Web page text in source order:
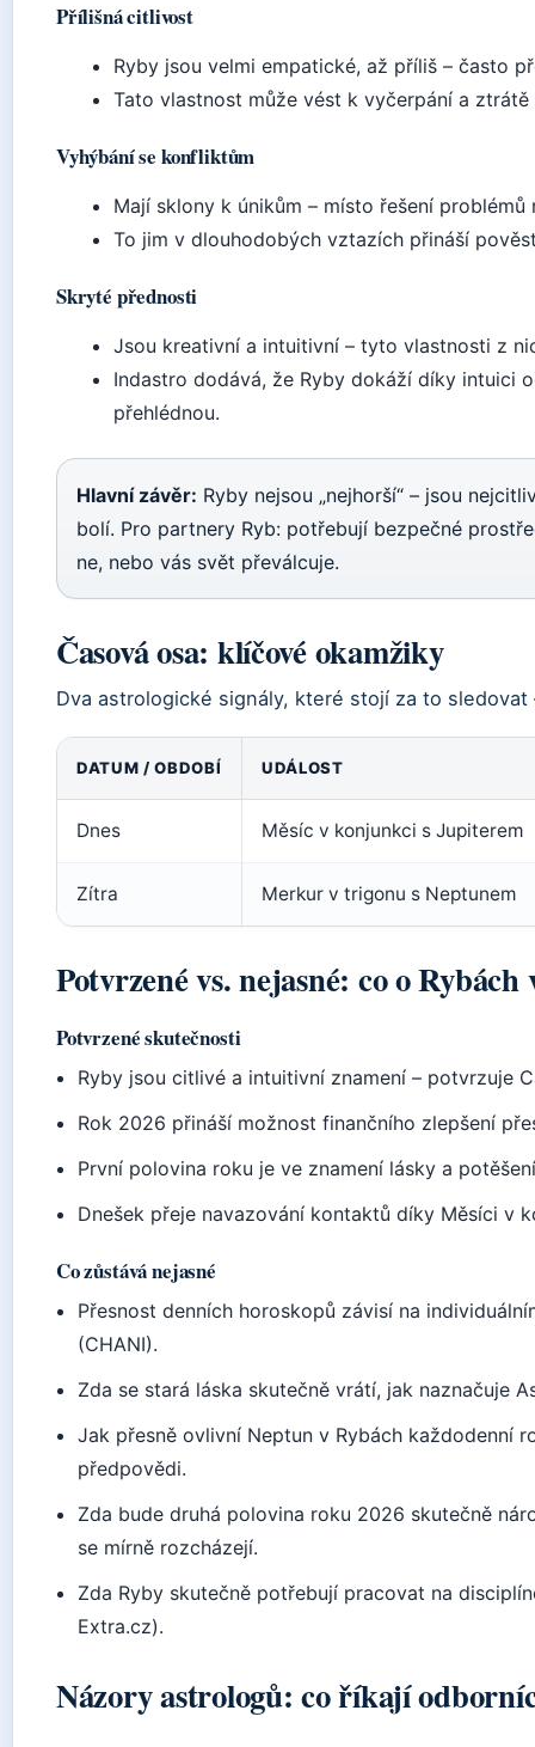
Přílišná citlivost
Ryby jsou velmi empatické, až příliš – často
Tato vlastnost může vést k vyčerpání a
Vyhýbání se konfliktům
Mají sklony k únikům – místo řešení
To jim v dlouhodobých vztazích přináší
Skryté přednosti
Jsou kreativní a intuitivní – tyto vlastnosti z
Indastro dodává, že Ryby dokáží díky intuici
přehlédnou.
Hlavní závěr: Ryby nejsou „nejhorší“ – jsou
bolí. Pro partnery Ryb: potřebují bezpečné
ne, nebo vás svět převálcuje.
Časová osa: klíčové okamžiky
Dva astrologické signály, které stojí za to
DATUM / OBDOBÍ UDÁLOST
Dnes Měsíc v konjunkci s Jupiterem
Zítra Merkur v trigonu s Neptunem
Potvrzené vs. nejasné: co o
Potvrzené skutečnosti
Ryby jsou citlivé a intuitivní znamení – potvrzuje
Rok 2026 přináší možnost finančního zlepšení
První polovina roku je ve znamení lásky a
Dnešek přeje navazování kontaktů díky Měsíci v
Co zůstává nejasné
Přesnost denních horoskopů závisí na
(CHANI).
Zda se stará láska skutečně vrátí, jak naznačuje
Jak přesně ovlivní Neptun v Rybách každodenní
předpovědi.
Zda bude druhá polovina roku 2026 skutečně
se mírně rozcházejí.
Zda Ryby skutečně potřebují pracovat na
Extra.cz).
Názory astrologů: co říkají